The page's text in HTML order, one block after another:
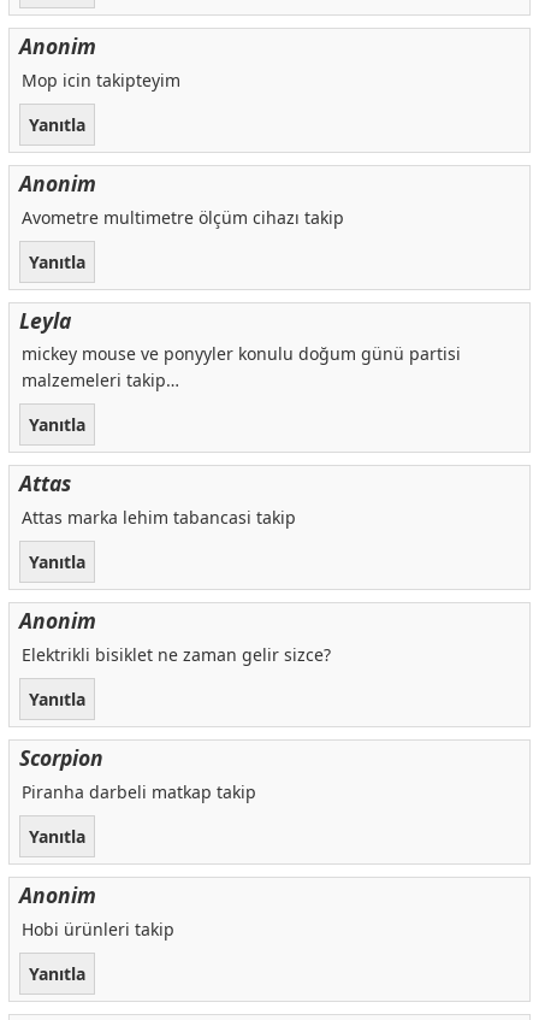
Anonim
Mop icin takipteyim
Yanıtla
Anonim
Avometre multimetre ölçüm cihazı takip
Yanıtla
Leyla
mickey mouse ve ponyyler konulu doğum günü partisi
malzemeleri takip…
Yanıtla
Attas
Attas marka lehim tabancasi takip
Yanıtla
Anonim
Elektrikli bisiklet ne zaman gelir sizce?
Yanıtla
Scorpion
Piranha darbeli matkap takip
Yanıtla
Anonim
Hobi ürünleri takip
Yanıtla